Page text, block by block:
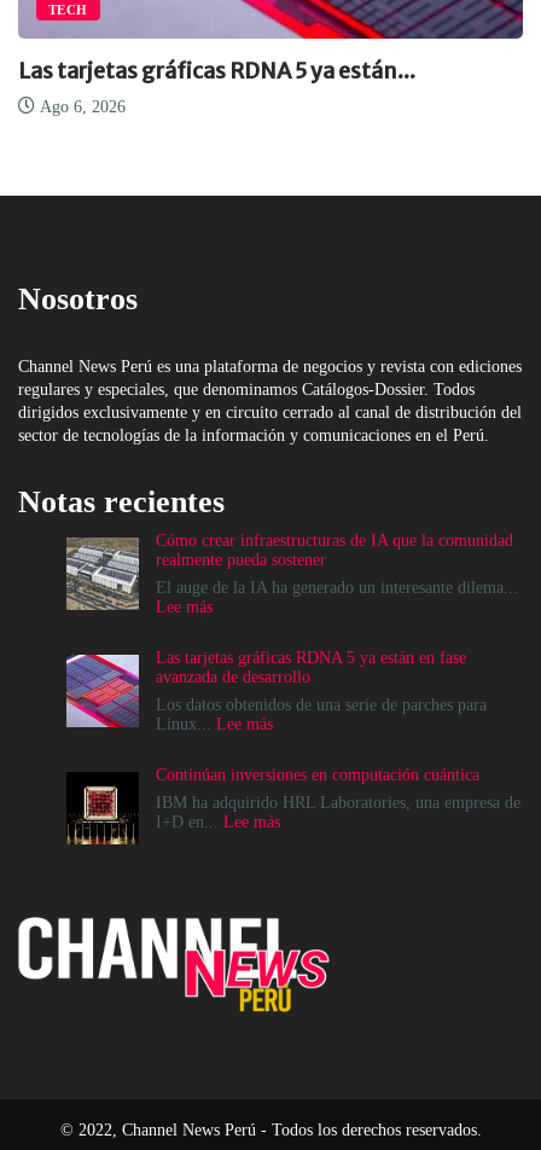
TECH
Las tarjetas gráficas RDNA 5 ya están...
Ago 6, 2026
Nosotros
Channel News Perú es una plataforma de negocios y revista con ediciones
regulares y especiales, que denominamos Catálogos-Dossier. Todos
dirigidos exclusivamente y en circuito cerrado al canal de distribución del
sector de tecnologías de la información y comunicaciones en el Perú.
Notas recientes
Cómo crear infraestructuras de IA que la comunidad
realmente pueda sostener
El auge de la IA ha generado un interesante dilema...
Lee más:
infraestructuras
de
IA
que
realmente
pueda
sostener
Las tarjetas gráficas RDNA 5 ya están en fase
avanzada de desarrollo
Los datos obtenidos de una serie de parches para
Linux... Lee más:
gráficas
RDNA
5
avanzada
desarrollo
Continúan inversiones en computación cuántica
IBM ha adquirido HRL Laboratories, una empresa de
I+D en... Lee más:
© 2022, Channel News Perú - Todos los derechos reservados.